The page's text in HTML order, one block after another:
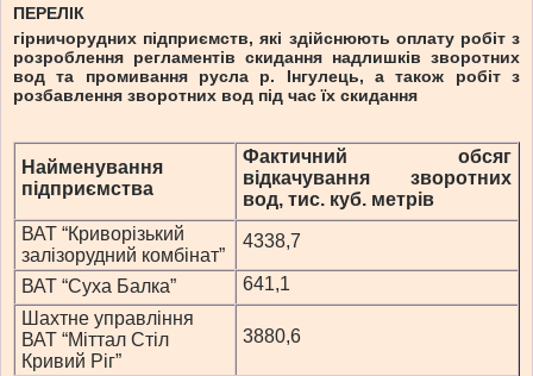
ПЕРЕЛІК
гірничорудних підприємств, які здійснюють оплату робіт з
розроблення регламентів скидання надлишків зворотних
вод та промивання русла р. Інгулець, а також робіт з
розбавлення зворотних вод під час їх скидання
Найменування
підприємства
Фактичний обсяг
відкачування зворотних
вод, тис. куб. метрів
ВАТ “Криворізький
залізорудний комбінат”
4338,7
ВАТ “Суха Балка”
641,1
Шахтне управління
ВАТ “Міттал Стіл
Кривий Ріг”
3880,6